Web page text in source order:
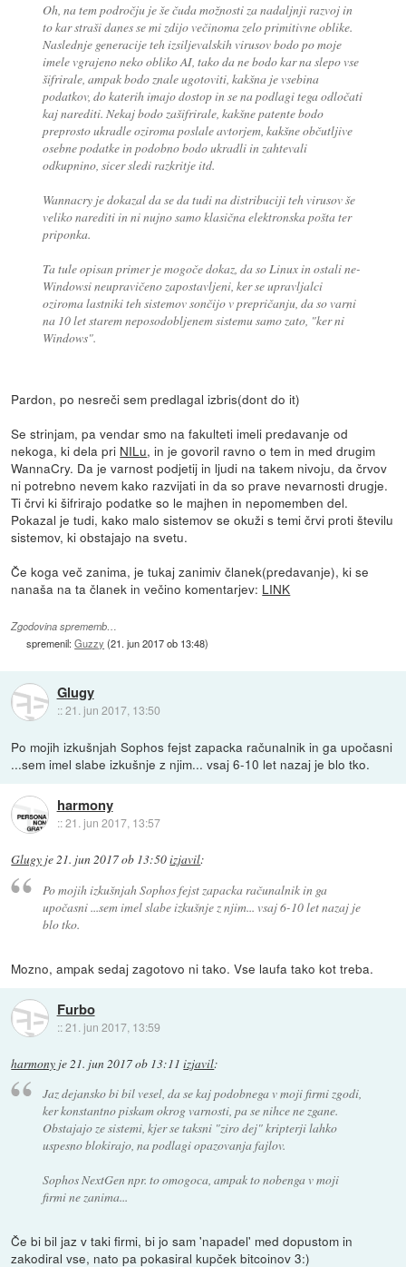
Oh, na tem področju je še čuda možnosti za nadaljnji razvoj in
to kar straši danes se mi zdijo večinoma zelo primitivne oblike.
Naslednje generacije teh izsiljevalskih virusov bodo po moje
imele vgrajeno neko obliko AI, tako da ne bodo kar na slepo vse
šifrirale, ampak bodo znale ugotoviti, kakšna je vsebina
podatkov, do katerih imajo dostop in se na podlagi tega odločati
kaj narediti. Nekaj bodo zašifrirale, kakšne patente bodo
preprosto ukradle oziroma poslale avtorjem, kakšne občutljive
osebne podatke in podobno bodo ukradli in zahtevali
odkupnino, sicer sledi razkritje itd.
Wannacry je dokazal da se da tudi na distribuciji teh virusov še
veliko narediti in ni nujno samo klasična elektronska pošta ter
priponka.
Ta tule opisan primer je mogoče dokaz, da so Linux in ostali ne-
Windowsi neupravičeno zapostavljeni, ker se upravljalci
oziroma lastniki teh sistemov sončijo v prepričanju, da so varni
na 10 let starem neposodobljenem sistemu samo zato, "ker ni
Windows".
Pardon, po nesreči sem predlagal izbris(dont do it)
Se strinjam, pa vendar smo na fakulteti imeli predavanje od
nekoga, ki dela pri NILu, in je govoril ravno o tem in med drugim
WannaCry. Da je varnost podjetij in ljudi na takem nivoju, da črvov
ni potrebno nevem kako razvijati in da so prave nevarnosti drugje.
Ti črvi ki šifrirajo podatke so le majhen in nepomemben del.
Pokazal je tudi, kako malo sistemov se okuži s temi črvi proti številu
sistemov, ki obstajajo na svetu.
Če koga več zanima, je tukaj zanimiv članek(predavanje), ki se
nanaša na ta članek in večino komentarjev: LINK
Zgodovina sprememb…
spremenil:Guzzy (21. jun 2017 ob 13:48)
Glugy
::21. jun 2017, 13:50
Po mojih izkušnjah Sophos fejst zapacka računalnik in ga upočasni
...sem imel slabe izkušnje z njim... vsaj 6-10 let nazaj je blo tko.
harmony
::21. jun 2017, 13:57
Glugy je21. jun 2017 ob 13:50izjavil:
Po mojih izkušnjah Sophos fejst zapacka računalnik in ga
upočasni ...sem imel slabe izkušnje z njim... vsaj 6-10 let nazaj je
blo tko.
Mozno, ampak sedaj zagotovo ni tako. Vse laufa tako kot treba.
Furbo
::21. jun 2017, 13:59
harmony je 21. jun 2017 ob 13:11 izjavil:
Jaz dejansko bi bil vesel, da se kaj podobnega v moji firmi zgodi,
ker konstantno piskam okrog varnosti, pa se nihce ne zgane.
Obstajajo ze sistemi, kjer se taksni "ziro dej" kripterji lahko
uspesno blokirajo, na podlagi opazovanja fajlov.
Sophos NextGen npr. to omogoca, ampak to nobenga v moji
firmi ne zanima...
Če bi bil jaz v taki firmi, bi jo sam 'napadel' med dopustom in
zakodiral vse, nato pa pokasiral kupček bitcoinov 3:)